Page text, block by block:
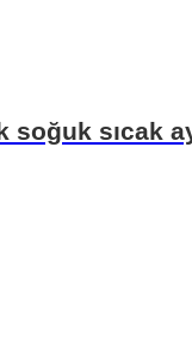
sıcak